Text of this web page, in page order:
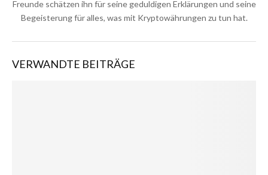
Freunde schätzen ihn für seine geduldigen Erklärungen und seine
Begeisterung für alles, was mit Kryptowährungen zu tun hat.
VERWANDTE BEITRÄGE